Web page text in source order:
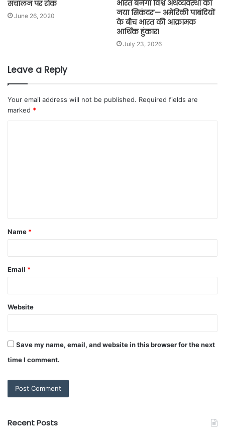
संचालन पर रोक
June 26, 2020
भारत बनेगा विश्व अर्थव्यवस्था का
नया सिकंदर’— अमेरिकी पाबंदियों
के बीच भारत की आक्रामक
आर्थिक हुंकार!
July 23, 2026
Leave a Reply
Your email address will not be published. Required fields are
marked *
Name *
Email *
Website
Save my name, email, and website in this browser for the next
time I comment.
Recent Posts